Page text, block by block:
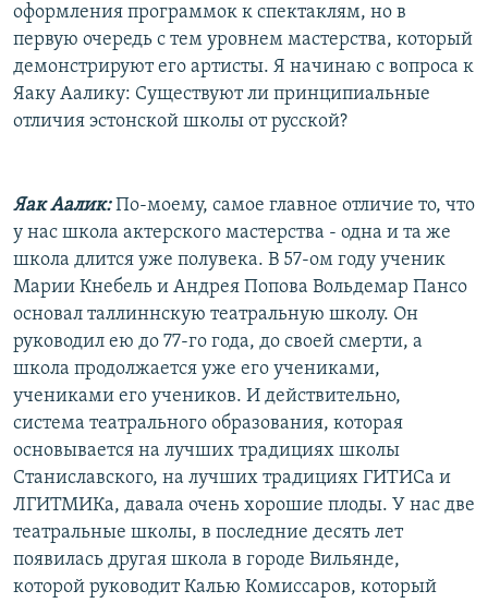
оформления программок к спектаклям, но в
первую очередь с тем уровнем мастерства, который
демонстрируют его артисты. Я начинаю с вопроса к
Яаку Аалику: Существуют ли принципиальные
отличия эстонской школы от русской?
Яак Аалик:По-моему, самое главное отличие то, что
у нас школа актерского мастерства - одна и та же
школа длится уже полувека. В 57-ом году ученик
Марии Кнебель и Андрея Попова Вольдемар Пансо
основал таллиннскую театральную школу. Он
руководил ею до 77-го года, до своей смерти, а
школа продолжается уже его учениками,
учениками его учеников. И действительно,
система театрального образования, которая
основывается на лучших традициях школы
Станиславского, на лучших традициях ГИТИСа и
ЛГИТМИКа, давала очень хорошие плоды. У нас две
театральные школы, в последние десять лет
появилась другая школа в городе Вильянде,
которой руководит Калью Комиссаров, который